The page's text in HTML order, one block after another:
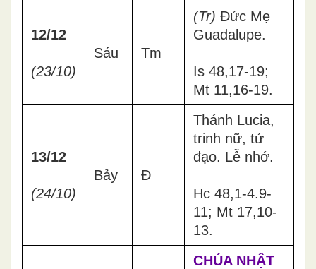
12/12
(23/10)
Sáu Tm
(Tr) Đức Mẹ
Guadalupe.
Is 48,17-19;
Mt 11,16-19.
13/12
(24/10)
Bảy Đ
Thánh Lucia,
trinh nữ, tử
đạo. Lễ nhớ.
Hc 48,1-4.9-
11; Mt 17,10-
13.
CHÚA NHẬT